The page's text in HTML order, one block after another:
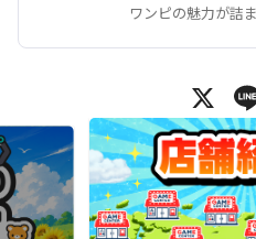
ワンピの魅力が詰
X